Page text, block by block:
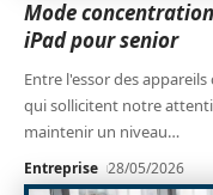
Mode
iPad pour senior
Entre l'essor des
qui sollicitent notre
maintenir un niveau…
Entreprise 28/05/2026